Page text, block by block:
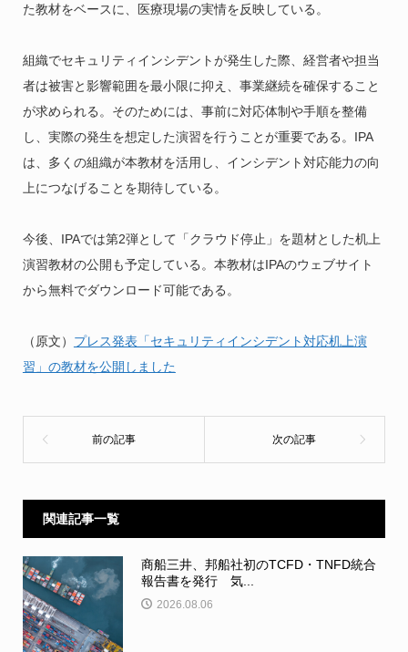
た教材をベースに、医療現場の実情を反映している。
組織でセキュリティインシデントが発生した際、経営者や担当
者は被害と影響範囲を最小限に抑え、事業継続を確保すること
が求められる。そのためには、事前に対応体制や手順を整備
し、実際の発生を想定した演習を行うことが重要である。IPA
は、多くの組織が本教材を活用し、インシデント対応能力の向
上につなげることを期待している。
今後、IPAでは第2弾として「クラウド停止」を題材とした机上
演習教材の公開も予定している。本教材はIPAのウェブサイト
から無料でダウンロード可能である。
（原文） プレス発表「セキュリティインシデント対応机上演
習」の教材を公開しました
関連記事一覧
商船三井、邦船社初のTCFD・TNFD統合
報告書を発行 気...
2026.08.06